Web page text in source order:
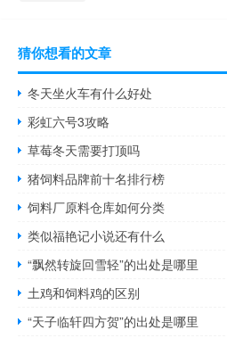
猜你想看的文章
冬天坐火车有什么好处
彩虹六号3攻略
草莓冬天需要打顶吗
猪饲料品牌前十名排行榜
饲料厂原料仓库如何分类
类似福艳记小说还有什么
“飘然转旋回雪轻”的出处是哪里
土鸡和饲料鸡的区别
“天子临轩四方贺”的出处是哪里